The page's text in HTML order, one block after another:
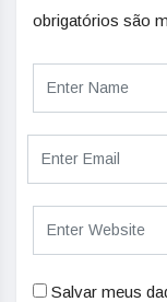
obrigatórios são
Salvar meus